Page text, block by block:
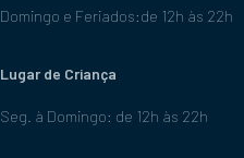
Domingo e Feriados:de 12h às 22h
Lugar de Criança
Seg. à Domingo: de 12h às 22h